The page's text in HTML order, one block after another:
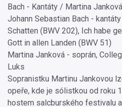
Bach - Kantáty / Martina
Johann Sebastian Bach -
Schatten (BWV 202), Ich habe
Gott in allen Landen (BWV 51)
Martina Janková - soprán,
Luks
Sopranistku Martinu Jankovou
opeře, kde je sólistkou od roku
hostem salcburského festivalu